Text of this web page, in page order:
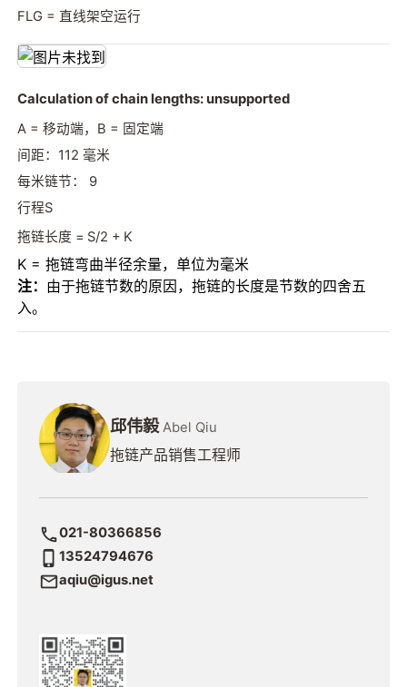
FLG = 直线架空运行
Calculation of chain lengths: unsupported
A = 移动端，B = 固定端
间距：112 毫米
每米链节： 9
行程S
拖链长度 = S/2 + K
K = 拖链弯曲半径余量，单位为毫米
注： 由于拖链节数的原因，拖链的长度是节数的四舍五
入。
邱伟毅Abel Qiu
拖链产品销售工程师
021-80366856
13524794676
aqiu@igus.net